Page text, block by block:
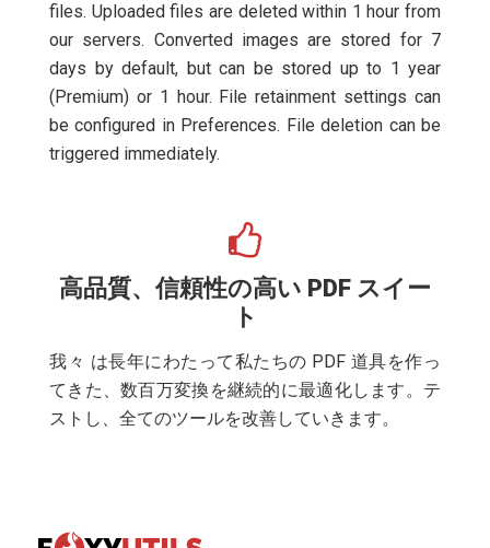
files. Uploaded files are deleted within 1 hour from
our servers. Converted images are stored for 7
days by default, but can be stored up to 1 year
(Premium) or 1 hour. File retainment settings can
be configured in Preferences. File deletion can be
triggered immediately.
高品質、信頼性の高い PDF スイー
ト
我々 は長年にわたって私たちの PDF 道具を作っ
てきた、数百万変換を継続的に最適化します。テ
ストし、全てのツールを改善していきます。